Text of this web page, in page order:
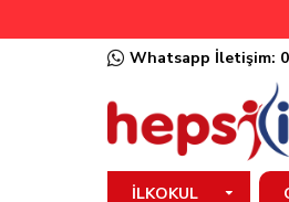
Whatsapp İletişim:
İLKOKUL